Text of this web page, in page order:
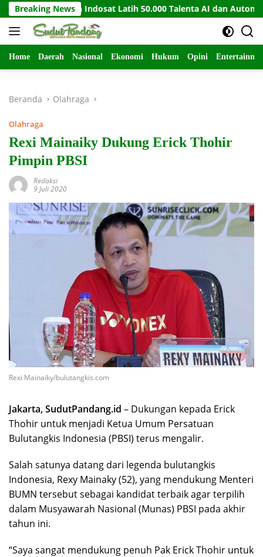
Langsung
ke
konten
Breaking News
UiPath dan Indosat Latih 50.000 Talenta AI dan Automation
Home Daerah Nasional Ekonomi Hukum Opini
Beranda Olahraga
Olahraga
Rexi Mainaiky Dukung Erick Thohir
Pimpin PBSI
Redaksi
9 Juli 2020
Rexi Mainaiky/bulutangkis.com
Jakarta, SudutPandang.id – Dukungan kepada Erick
Thohir untuk menjadi Ketua Umum Persatuan
Bulutangkis Indonesia (PBSI) terus mengalir.
Salah satunya datang dari legenda bulutangkis
Indonesia, Rexy Mainaky (52), yang mendukung Menteri
BUMN tersebut sebagai kandidat terbaik agar terpilih
dalam Musyawarah Nasional (Munas) PBSI pada akhir
tahun ini.
“Saya sangat mendukung penuh Pak Erick Thohir untuk